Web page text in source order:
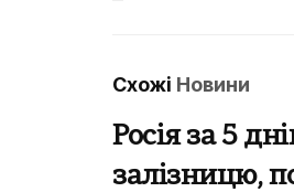
Схожі Новини
Росія за 5
залізницю,